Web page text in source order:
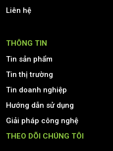
Liên hệ
THÔNG TIN
Tin sản phẩm
Tin thị trường
Tin doanh nghiệp
Hướng dẫn sử dụng
Giải pháp công nghệ
THEO DÕI CHÚNG TÔI